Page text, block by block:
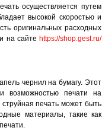
осуществляется путем
высокой скоростью и
оригинальных расходных
на сайте https://shop.gest.ru/
чернил на бумагу. Этот
возможностью печати на
печать может быть
материалы, такие как